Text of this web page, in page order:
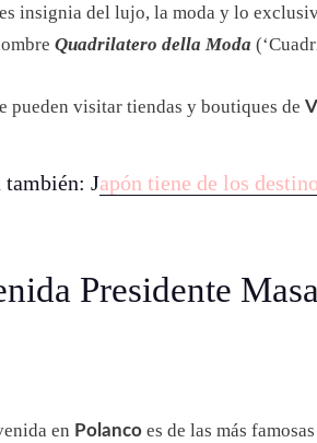
insignia del lujo, la moda y lo
Quadrilatero della Moda
pueden visitar tiendas y boutiques de
Japón tiene de los
Presidente
en Polanco es de las más